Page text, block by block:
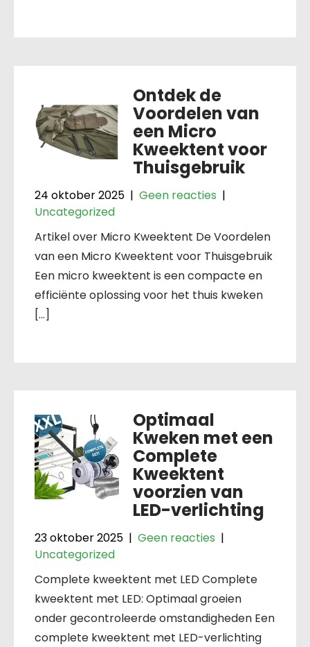
Ontdek de
Voordelen van
een Micro
Kweektent voor
Thuisgebruik
24 oktober 2025 | Geen reacties |
Uncategorized
Artikel over Micro Kweektent De Voordelen
van een Micro Kweektent voor Thuisgebruik
Een micro kweektent is een compacte en
efficiënte oplossing voor het thuis kweken
[…]
Optimaal
Kweken met een
Complete
Kweektent
voorzien van
LED-verlichting
23 oktober 2025 | Geen reacties |
Uncategorized
Complete kweektent met LED Complete
kweektent met LED: Optimaal groeien
onder gecontroleerde omstandigheden Een
complete kweektent met LED-verlichting